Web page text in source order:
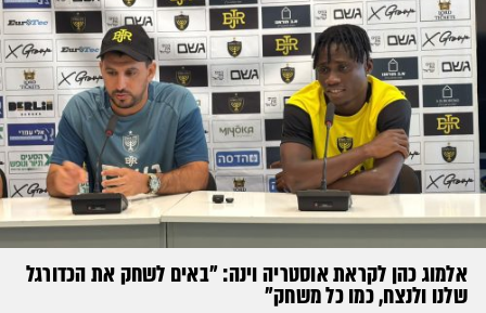
אלמוג כהן לקראת אוסטריה וינה: ״באים לשחק את הכדורגל
שלנו ולנצח, כמו כל משחק״